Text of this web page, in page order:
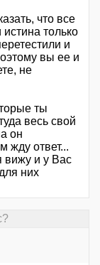
что все
только
и
вы ее и
не
ты
весь свой
он
жду ответ...
вижу и у Вас
них